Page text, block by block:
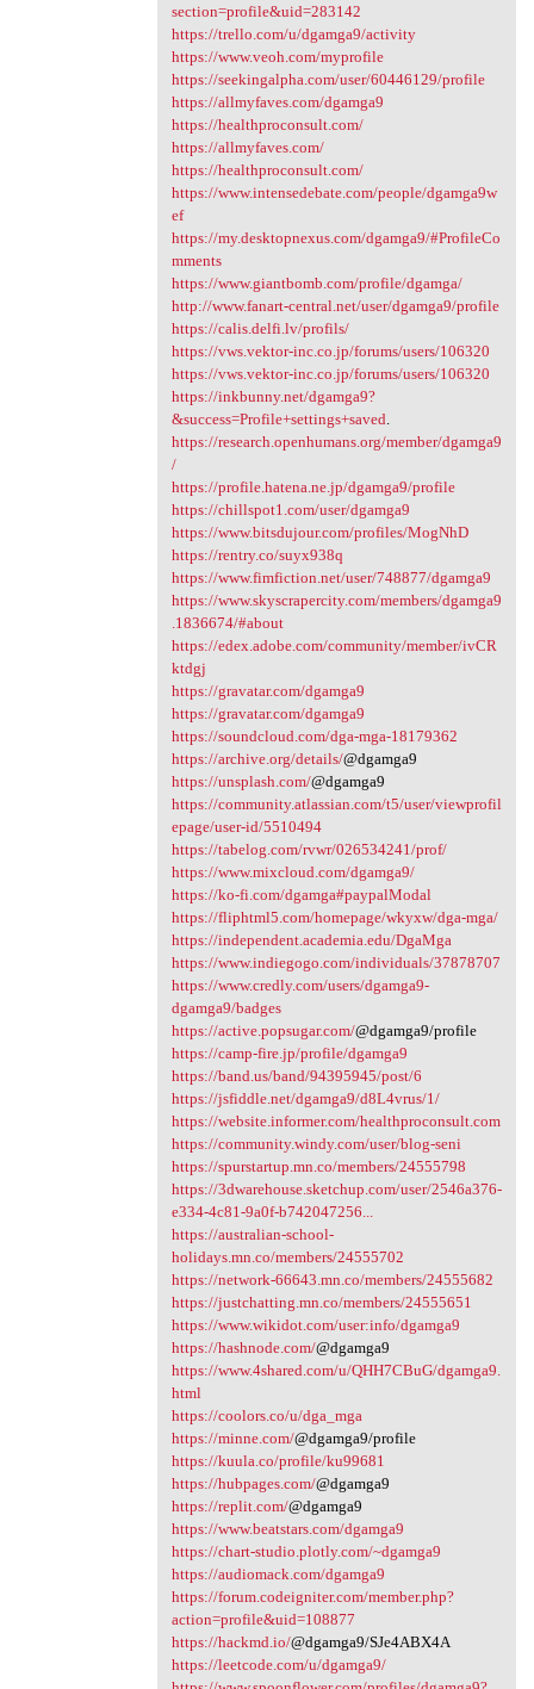
section=profile&uid=283142
https://trello.com/u/dgamga9/activity
https://www.veoh.com/myprofile
https://seekingalpha.com/user/60446129/profile
https://allmyfaves.com/dgamga9
https://healthproconsult.com/
https://allmyfaves.com/
https://healthproconsult.com/
https://www.intensedebate.com/people/dgamga9w
ef
https://my.desktopnexus.com/dgamga9/#ProfileCo
mments
https://www.giantbomb.com/profile/dgamga/
http://www.fanart-central.net/user/dgamga9/profile
https://calis.delfi.lv/profils/
https://vws.vektor-inc.co.jp/forums/users/106320
https://vws.vektor-inc.co.jp/forums/users/106320
https://inkbunny.net/dgamga9?
&success=Profile+settings+saved
https://research.openhumans.org/member/dgamga9
/
https://profile.hatena.ne.jp/dgamga9/profile
https://chillspot1.com/user/dgamga9
https://www.bitsdujour.com/profiles/MogNhD
https://rentry.co/suyx938q
https://www.fimfiction.net/user/748877/dgamga9
https://www.skyscrapercity.com/members/dgamga9
.1836674/#about
https://edex.adobe.com/community/member/ivCR
ktdgj
https://gravatar.com/dgamga9
https://gravatar.com/dgamga9
https://soundcloud.com/dga-mga-18179362
https://archive.org/details/@dgamga9
https://unsplash.com/@dgamga9
https://community.atlassian.com/t5/user/viewprofil
epage/user-id/5510494
https://tabelog.com/rvwr/026534241/prof/
https://www.mixcloud.com/dgamga9/
https://ko-fi.com/dgamga#paypalModal
https://fliphtml5.com/homepage/wkyxw/dga-mga/
https://independent.academia.edu/DgaMga
https://www.indiegogo.com/individuals/37878707
https://www.credly.com/users/dgamga9-
dgamga9/badges
https://active.popsugar.com/@dgamga9/profile
https://camp-fire.jp/profile/dgamga9
https://band.us/band/94395945/post/6
https://jsfiddle.net/dgamga9/d8L4vrus/1/
https://website.informer.com/healthproconsult.com
https://community.windy.com/user/blog-seni
https://spurstartup.mn.co/members/24555798
https://3dwarehouse.sketchup.com/user/2546a376-
e334-4c81-9a0f-b742047256...
https://australian-school-
holidays.mn.co/members/24555702
https://network-66643.mn.co/members/24555682
https://justchatting.mn.co/members/24555651
https://www.wikidot.com/user:info/dgamga9
https://hashnode.com/@dgamga9
https://www.4shared.com/u/QHH7CBuG/dgamga9.
html
https://coolors.co/u/dga_mga
https://minne.com/@dgamga9/profile
https://kuula.co/profile/ku99681
https://hubpages.com/@dgamga9
https://replit.com/@dgamga9
https://www.beatstars.com/dgamga9
https://chart-studio.plotly.com/~dgamga9
https://audiomack.com/dgamga9
https://forum.codeigniter.com/member.php?
action=profile&uid=108877
https://hackmd.io/@dgamga9/SJe4ABX4A
https://leetcode.com/u/dgamga9/